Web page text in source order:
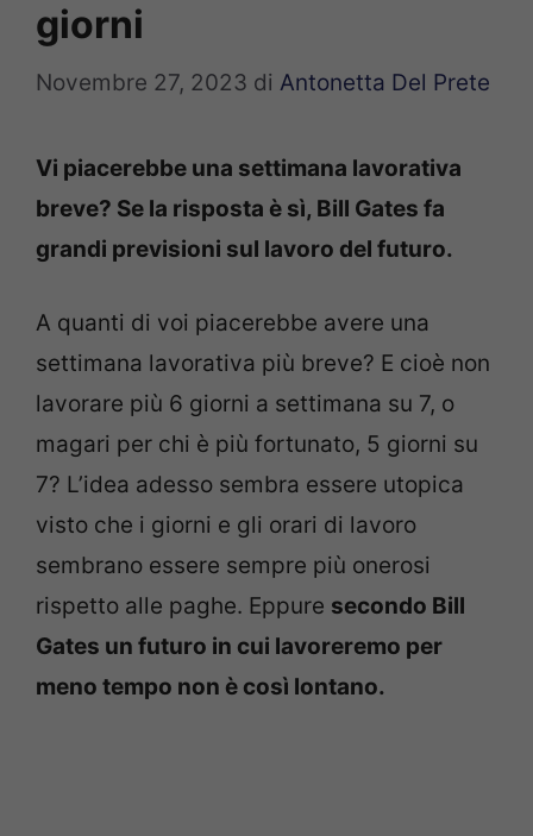
giorni
Novembre 27, 2023 di Antonetta Del Prete
Vi piacerebbe una settimana lavorativa
breve? Se la risposta è sì, Bill Gates fa
grandi previsioni sul lavoro del futuro.
A quanti di voi piacerebbe avere una
settimana lavorativa più breve? E cioè non
lavorare più 6 giorni a settimana su 7, o
magari per chi è più fortunato, 5 giorni su
7? L’idea adesso sembra essere utopica
visto che i giorni e gli orari di lavoro
sembrano essere sempre più onerosi
rispetto alle paghe. Eppure secondo Bill
Gates un futuro in cui lavoreremo per
meno tempo non è così lontano.